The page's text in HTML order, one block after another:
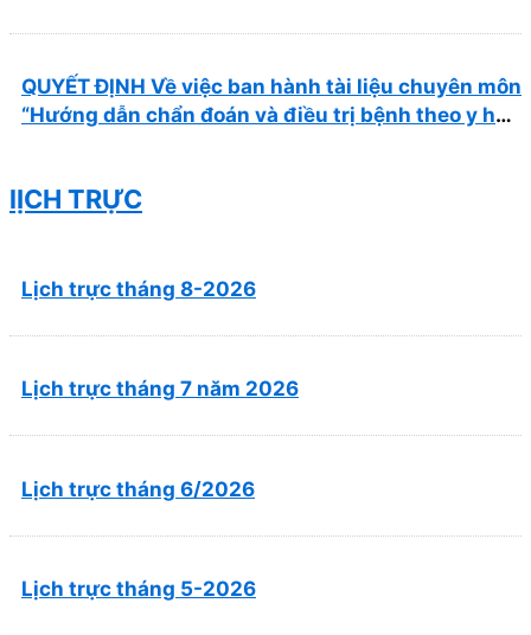
QUYẾT ĐỊNH Về việc ban hành tài liệu chuyên môn
“Hướng dẫn chẩn đoán và điều trị bệnh theo y học
lỊCH TRỰC
Lịch trực tháng 8-2026
Lịch trực tháng 7 năm 2026
Lịch trực tháng 6/2026
Lịch trực tháng 5-2026